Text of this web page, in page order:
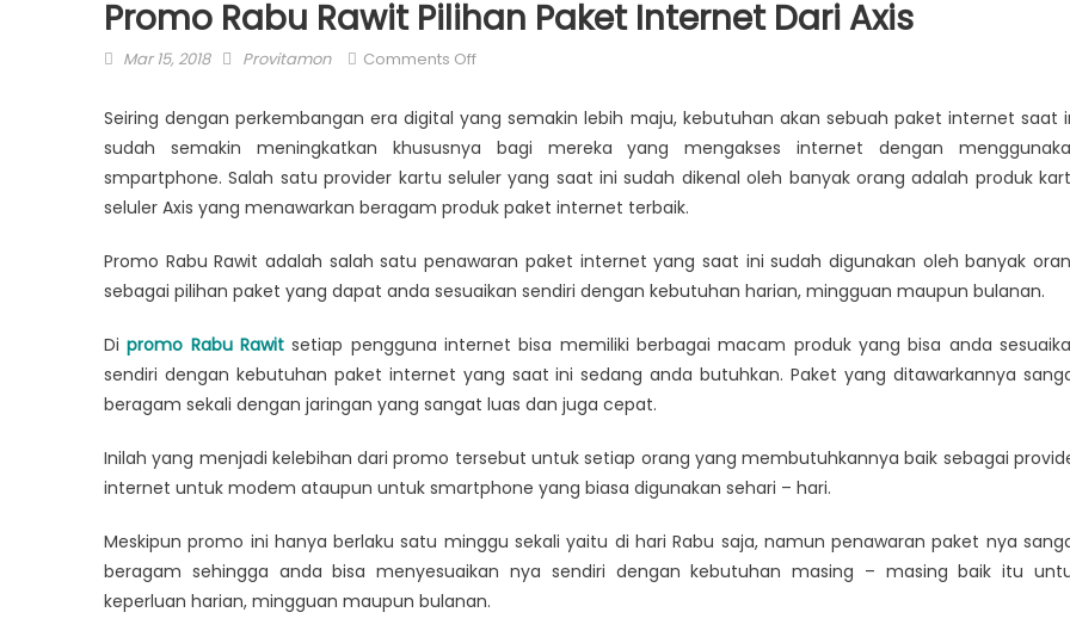
Promo Rabu Rawit Pilihan Paket Internet Dari Axis
Posted
Mar 15, 2018 Author
Provitamon Comments Offon
Rabu
Rawit
Pilihan
Paket
Internet
Seiring dengan perkembangan era digital yang semakin lebih maju, kebutuhan akan sebuah paket internet saat
sudah semakin meningkatkan khususnya bagi mereka yang mengakses internet dengan
smpartphone. Salah satu provider kartu seluler yang saat ini sudah dikenal oleh banyak orang adalah produk
seluler Axis yang menawarkan beragam produk paket internet terbaik.
Promo Rabu Rawit adalah salah satu penawaran paket internet yang saat ini sudah digunakan oleh banyak
sebagai pilihan paket yang dapat anda sesuaikan sendiri dengan kebutuhan harian, mingguan maupun bulanan.
Dipromo Rabu Rawit setiap pengguna internet bisa memiliki berbagai macam produk yang bisa anda
sendiri dengan kebutuhan paket internet yang saat ini sedang anda butuhkan. Paket yang ditawarkannya
beragam sekali dengan jaringan yang sangat luas dan juga cepat.
Inilah yang menjadi kelebihan dari promo tersebut untuk setiap orang yang membutuhkannya baik sebagai
internet untuk modem ataupun untuk smartphone yang biasa digunakan sehari – hari.
Meskipun promo ini hanya berlaku satu minggu sekali yaitu di hari Rabu saja, namun penawaran paket nya
beragam sehingga anda bisa menyesuaikan nya sendiri dengan kebutuhan masing – masing baik itu
keperluan harian, mingguan maupun bulanan.